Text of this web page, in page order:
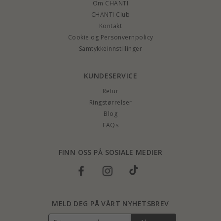
Om CHANTI
CHANTI Club
Kontakt
Cookie og Personvernpolicy
Samtykkeinnstillinger
KUNDESERVICE
Retur
Ringstørrelser
Blog
FAQs
FINN OSS PÅ SOSIALE MEDIER
MELD DEG PÅ VÅRT NYHETSBREV